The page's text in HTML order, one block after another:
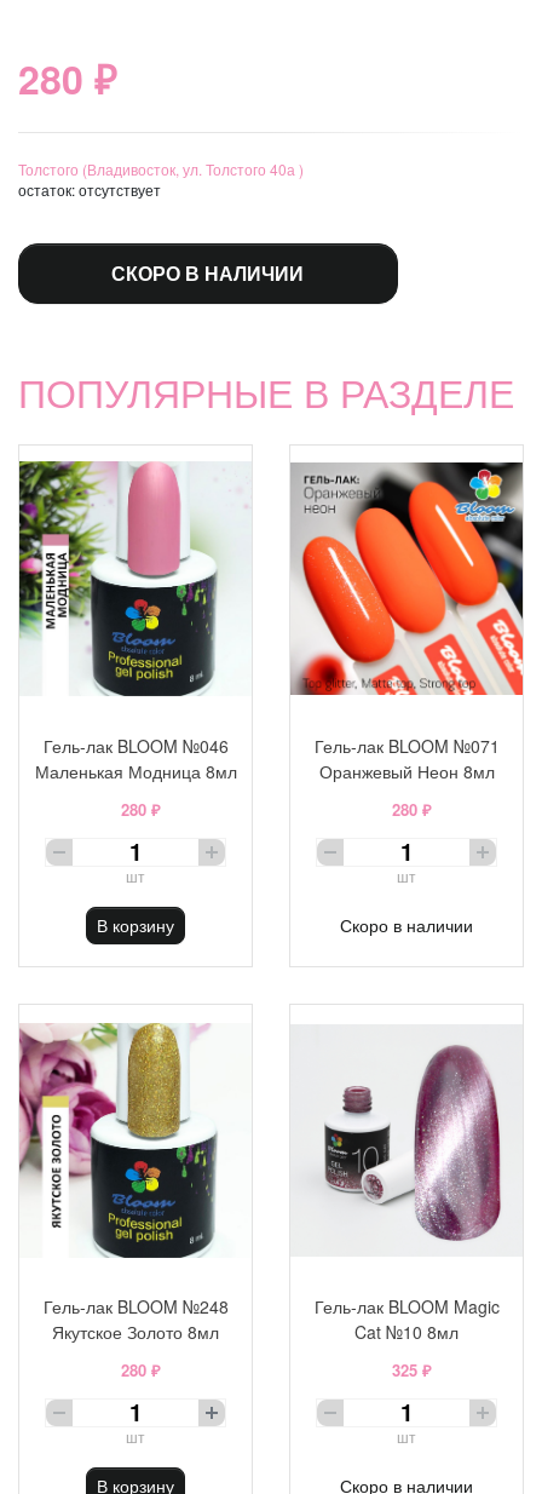
280 ₽
Толстого (Владивосток, ул. Толстого 40а )
остаток:отсутствует
СКОРО В НАЛИЧИИ
ПОПУЛЯРНЫЕ В РАЗДЕЛЕ
Гель-лак BLOOM №046
Маленькая Модница 8мл
280 ₽
шт
В корзину
Гель-лак BLOOM №071
Оранжевый Неон 8мл
280 ₽
шт
Скоро в наличии
Гель-лак BLOOM №248
Якутское Золото 8мл
280 ₽
шт
В корзину
Гель-лак BLOOM Magic
Cat №10 8мл
325 ₽
шт
Скоро в наличии